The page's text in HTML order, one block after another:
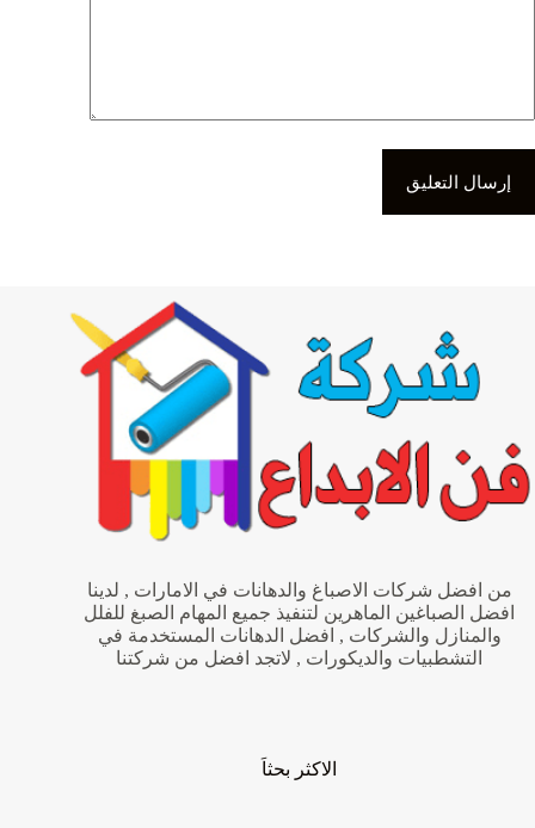
إرسال التعليق
من افضل شركات الاصباغ والدهانات في الامارات , لدينا
افضل الصباغين الماهرين لتنفيذ جميع المهام الصبغ للفلل
والمنازل والشركات , افضل الدهانات المستخدمة في
التشطبيات والديكورات , لاتجد افضل من شركتنا
الاكثر بحثاَ